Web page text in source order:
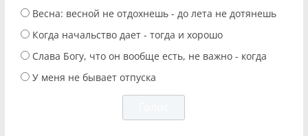
Весна: весной не отдохнешь - до лета не дотянешь
Когда начальство дает - тогда и хорошо
Слава Богу, что он вообще есть, не важно - когда
У меня не бывает отпуска